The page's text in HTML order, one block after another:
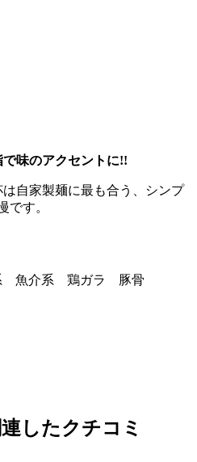
味のアクセントに!!
自家製麺に最も合う、シンプ
です。
魚介系 鶏ガラ 豚骨
したクチコミ